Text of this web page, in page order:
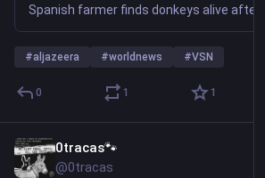
#aljazeera #worldnews #VSN
0 1 1
0tracas🐾
@0tracas